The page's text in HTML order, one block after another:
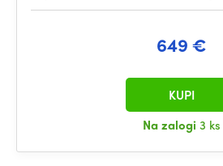
649 €
Na zalogi 3 ks
KUPI